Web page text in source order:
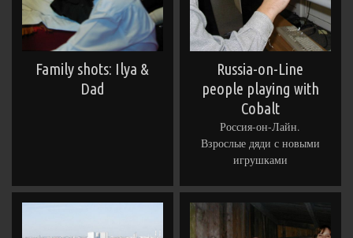
Family shots: Ilya &
Dad
Russia-on-Line
people playing with
Cobalt
Россия-он-Лайн.
Взрослые дяди с новыми
игрушками